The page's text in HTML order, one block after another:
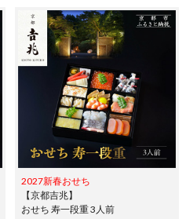
2027新春おせち
【京都吉兆】
おせち 寿一段重 3人前